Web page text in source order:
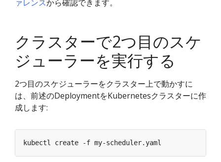
ァレンスから確認できます。
クラスターで2つ目のスケ
ジューラーを実行する
2つ目のスケジューラーをクラスター上で動かすに
は、前述のDeploymentをKubernetesクラスターに作
成します: